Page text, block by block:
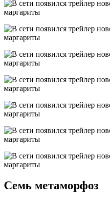
Семь метаморфоз